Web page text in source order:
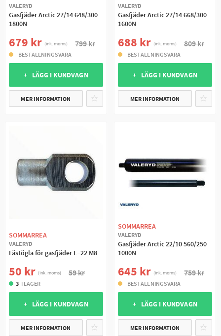
VALERYD
Gasfjäder Arctic 27/14 648/300
1800N
679 kr (ink. moms) 799 kr
BESTÄLLNINGSVARA
+ LÄGG I KUNDVAGN
MER INFORMATION
VALERYD
Gasfjäder Arctic 27/14 668/300
1600N
688 kr (ink. moms) 809 kr
BESTÄLLNINGSVARA
+ LÄGG I KUNDVAGN
MER INFORMATION
SOMMARREA
VALERYD
Fästögla för gasfjäder L=22 M8
50 kr (ink. moms) 59 kr
3 I LAGER
+ LÄGG I KUNDVAGN
MER INFORMATION
SOMMARREA
VALERYD
Gasfjäder Arctic 22/10 560/250
1000N
645 kr (ink. moms) 759 kr
BESTÄLLNINGSVARA
+ LÄGG I KUNDVAGN
MER INFORMATION